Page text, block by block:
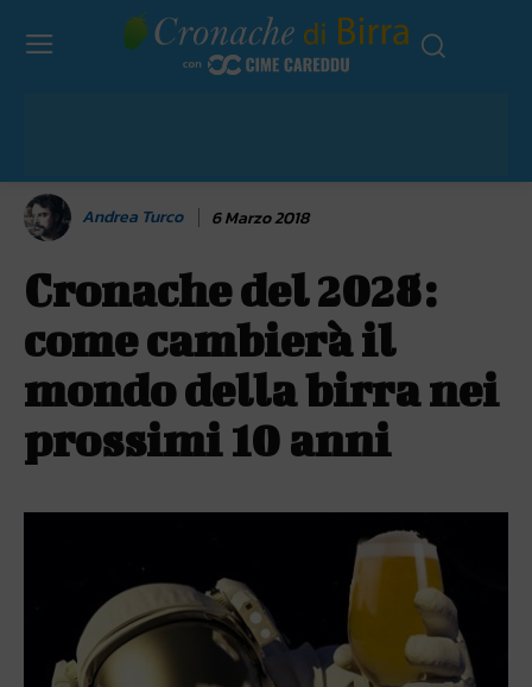
Andrea Turco 6 Marzo 2018
Cronache del 2028:
come cambierà il
mondo della birra nei
prossimi 10 anni